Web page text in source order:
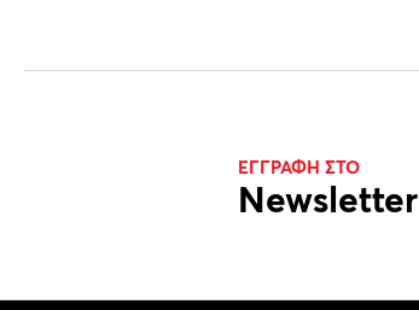
ΕΓΓΡΑΦΗ ΣΤΟ
Newsletter